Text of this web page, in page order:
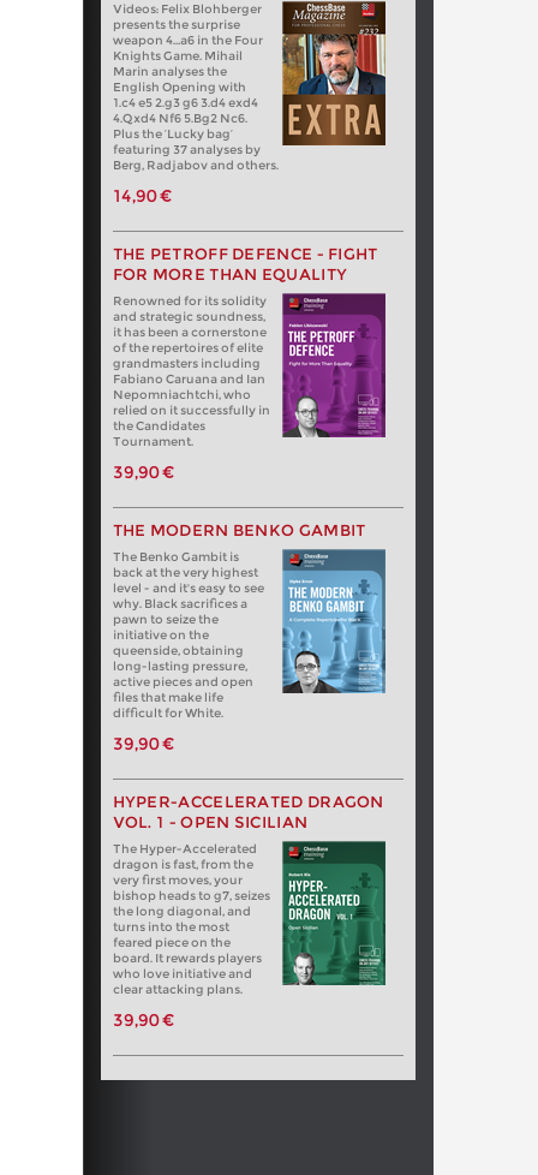
Videos: Felix Blohberger
presents the surprise
weapon 4…a6 in the Four
Knights Game. Mihail
Marin analyses the
English Opening with
1.c4 e5 2.g3 g6 3.d4 exd4
4.Qxd4 Nf6 5.Bg2 Nc6.
Plus the ‘Lucky bag’
featuring 37 analyses by
Berg, Radjabov and others.
14,90 €
THE PETROFF DEFENCE - FIGHT
FOR MORE THAN EQUALITY
Renowned for its solidity
and strategic soundness,
it has been a cornerstone
of the repertoires of elite
grandmasters including
Fabiano Caruana and Ian
Nepomniachtchi, who
relied on it successfully in
the Candidates
Tournament.
39,90 €
THE MODERN BENKO GAMBIT
The Benko Gambit is
back at the very highest
level - and it's easy to see
why. Black sacrifices a
pawn to seize the
initiative on the
queenside, obtaining
long-lasting pressure,
active pieces and open
files that make life
difficult for White.
39,90 €
HYPER-ACCELERATED DRAGON
VOL. 1 - OPEN SICILIAN
The Hyper-Accelerated
dragon is fast, from the
very first moves, your
bishop heads to g7, seizes
the long diagonal, and
turns into the most
feared piece on the
board. It rewards players
who love initiative and
clear attacking plans.
39,90 €